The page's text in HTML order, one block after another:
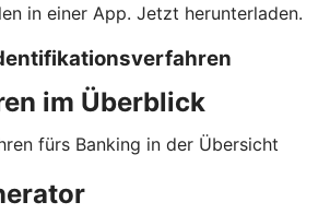
in einer App. Jetzt herunterladen.
im Überblick
fürs Banking in der Übersicht